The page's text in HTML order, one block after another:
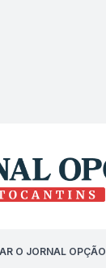
O JORNAL OPÇÃO